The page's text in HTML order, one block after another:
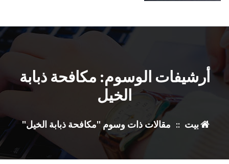
أرشيفات الوسوم: مكافحة ذبابة
الخيل
بيت :: مقالات ذات وسوم "مكافحة ذبابة الخيل"